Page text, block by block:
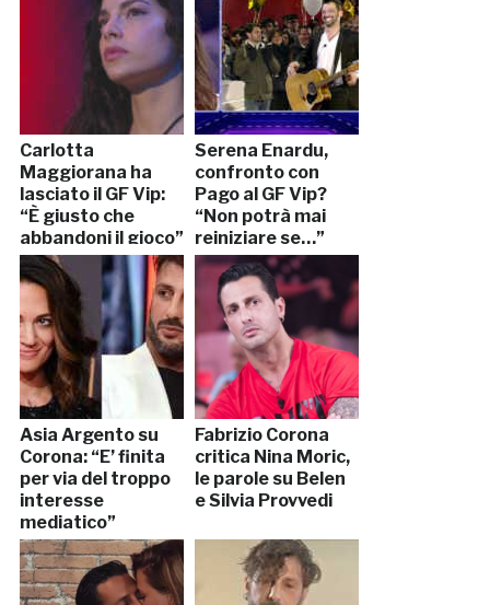
Carlotta
Maggiorana ha
lasciato il GF Vip:
“È giusto che
abbandoni il gioco”
Serena Enardu,
confronto con
Pago al GF Vip?
“Non potrà mai
reiniziare se…”
Asia Argento su
Corona: “E’ finita
per via del troppo
interesse
mediatico”
Fabrizio Corona
critica Nina Moric,
le parole su Belen
e Silvia Provvedi